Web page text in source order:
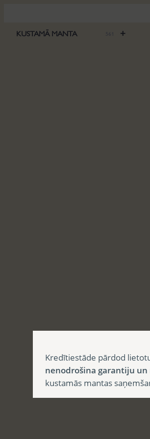
saturu
+
KUSTAMĀ MANTA
Kredītiestāde pārdod
nenodrošina garantiju
kustamās mantas